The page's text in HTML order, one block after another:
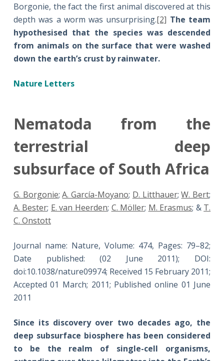
Borgonie, the fact the first animal discovered at this
depth was a worm was unsurprising.[2] The team
hypothesised that the species was descended
from animals on the surface that were washed
down the earth’s crust by rainwater.
Nature Letters
Nematoda from the
terrestrial deep
subsurface of South Africa
G. Borgonie;A. García-Moyano; D. Litthauer;W. Bert;
A. Bester; E. van Heerden; C. Möller; M. Erasmus; & T.
C. Onstott
Journal name: Nature, Volume: 474, Pages: 79–82;
Date published: (02 June 2011); DOI:
doi:10.1038/nature09974; Received 15 February 2011;
Accepted 01 March; 2011; Published online 01 June
2011
Since its discovery over two decades ago, the
deep subsurface biosphere has been considered
to be the realm of single-cell organisms,